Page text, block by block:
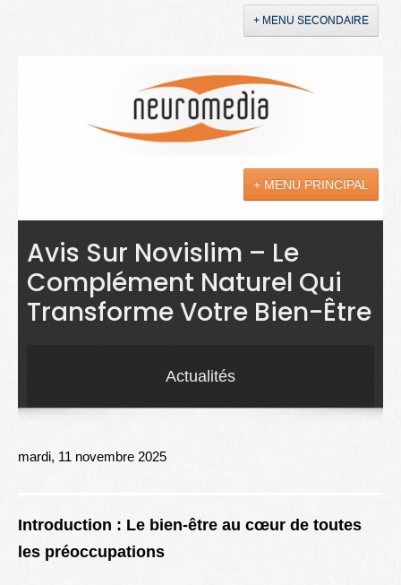
+ MENU SECONDAIRE
+ MENU PRINCIPAL
Actualités
Sciences
Maladies
Better Health
Avis Sur Novislim – Le
Complément Naturel Qui
Transforme Votre Bien-Être
Actualités
mardi, 11 novembre 2025
Introduction : Le bien-être au cœur de toutes
les préoccupations